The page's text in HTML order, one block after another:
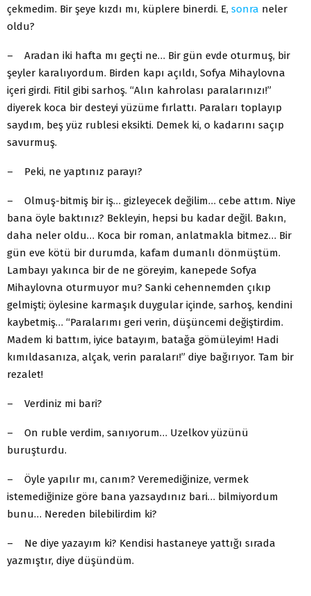
çekmedim. Bir şeye kızdı mı, küplere binerdi. E, sonra neler
oldu?
– Aradan iki hafta mı geçti ne… Bir gün evde oturmuş, bir
şeyler karalıyordum. Birden kapı açıldı, Sofya Mihaylovna
içeri girdi. Fitil gibi sarhoş. “Alın kahrolası paralarınızı!”
diyerek koca bir desteyi yüzüme fırlattı. Paraları toplayıp
saydım, beş yüz rublesi eksikti. Demek ki, o kadarını saçıp
savurmuş.
– Peki, ne yaptınız parayı?
– Olmuş-bitmiş bir iş… gizleyecek değilim… cebe attım. Niye
bana öyle baktınız? Bekleyin, hepsi bu kadar değil. Bakın,
daha neler oldu… Koca bir roman, anlatmakla bitmez… Bir
gün eve kötü bir durumda, kafam dumanlı dönmüştüm.
Lambayı yakınca bir de ne göreyim, kanepede Sofya
Mihaylovna oturmuyor mu? Sanki cehennemden çıkıp
gelmişti; öylesine karmaşık duygular içinde, sarhoş, kendini
kaybetmiş… “Paralarımı geri verin, düşüncemi değiştirdim.
Madem ki battım, iyice batayım, batağa gömüleyim! Hadi
kımıldasanıza, alçak, verin paraları!” diye bağırıyor. Tam bir
rezalet!
– Verdiniz mi bari?
– On ruble verdim, sanıyorum… Uzelkov yüzünü
buruşturdu.
– Öyle yapılır mı, canım? Veremediğinize, vermek
istemediğinize göre bana yazsaydınız bari… bilmiyordum
bunu… Nereden bilebilirdim ki?
– Ne diye yazayım ki? Kendisi hastaneye yattığı sırada
yazmıştır, diye düşündüm.